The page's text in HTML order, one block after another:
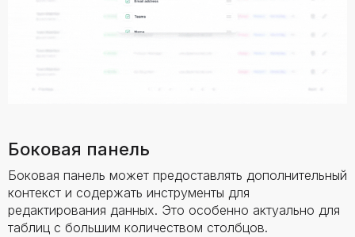
Боковая панель
Боковая панель может предоставлять дополнительный
контекст и содержать инструменты для
редактирования данных. Это особенно актуально для
таблиц с большим количеством столбцов.